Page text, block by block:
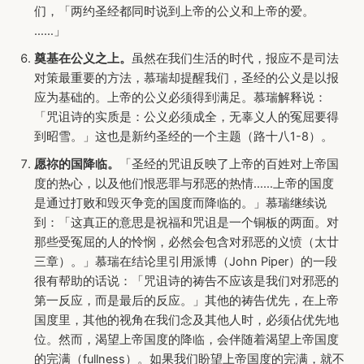
们，「两约圣经都同时说到上帝的公义和上帝的爱。
……」
奠基在公义之上。虽然在我们生活的时代，报应不是司法
对策最重要的方法，慕瑞却提醒我们，圣经的公义是以报
应为基础的。上帝的公义必须得到满足。慕瑞解释说：
「咒诅诗的实质是：公义必须成全，无辜义人的冤屈要得
到昭雪。」这也是新约圣经的一个主题（路十八1-8）。
愿祢的国降临。
「圣经的咒诅反映了上帝的百姓对上帝国
度的热心，以及他们恨恶罪与邪恶的热情……上帝的国度
是通过打败和毁灭争竞的国度而降临的。」慕瑞继续说
到：「这真正的意思是祝福和咒诅是一个铜板的两面。对
那些受冤屈的人的怜悯，必然会包含对邪恶的义愤（太廿
三章）。」慕瑞在结论里引用派博（John Piper）的一段
很有帮助的话说：「咒诅诗的祷告不应该是我们对邪恶的
第一反应，而是最后的反应。」其他的祷告优先，在上帝
国度里，其他的视角在我们念及其他人时，必须佔优先地
位。然而，渴望上帝国度的降临，会伴随着渴望上帝国度
的完满（fullness）。如果我们盼望上帝国度的完满，就不